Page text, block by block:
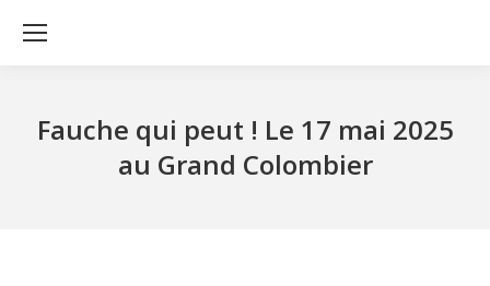
Fauche qui peut ! Le 17 mai 2025
au Grand Colombier